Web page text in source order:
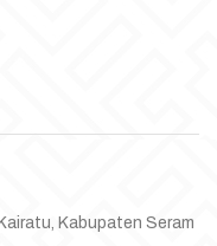
Kabupaten Seram